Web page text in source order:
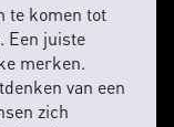
te komen tot
Een juiste
merken.
van een
zich